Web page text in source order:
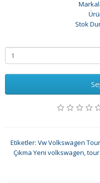
Stok
Etiketler: Vw Volkswagen
Çıkma Yeni volkswagen,